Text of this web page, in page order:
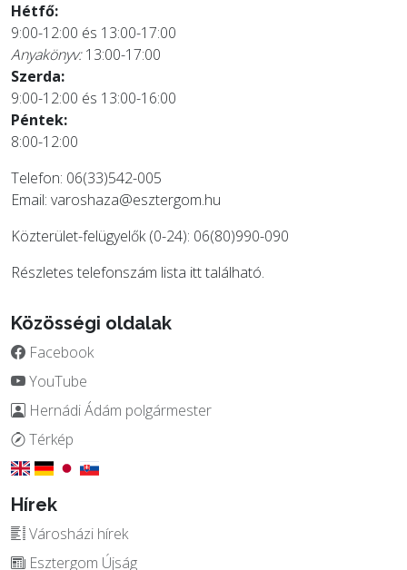
Hétfő:
9:00-12:00 és 13:00-17:00
Anyakönyv:13:00-17:00
Szerda:
9:00-12:00 és 13:00-16:00
Péntek:
8:00-12:00
Telefon: 06(33)542-005
Email: varoshaza@esztergom.hu
Közterület-felügyelők (0-24): 06(80)990-090
Részletes telefonszám lista itttalálható.
Közösségi oldalak
Facebook
YouTube
Hernádi Ádám polgármester
Térkép
Hírek
Városházi hírek
Esztergom Újság